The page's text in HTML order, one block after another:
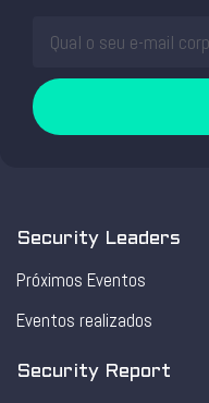
Security Leaders
Próximos Eventos
Eventos realizados
Security Report